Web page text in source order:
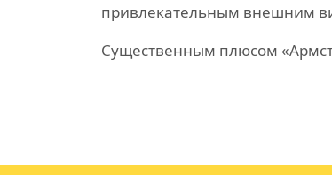
привлекательным внешним
Существенным плюсом